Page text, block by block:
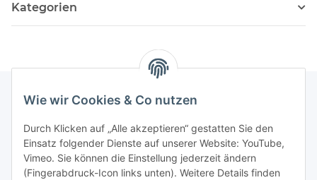
Wie wir Cookies & Co nutzen
Durch Klicken auf „Alle akzeptieren“ gestatten Sie den
Einsatz folgender Dienste auf unserer Website: YouTube,
Vimeo. Sie können die Einstellung jederzeit ändern
(Fingerabdruck-Icon links unten). Weitere Details finden
Kategorien
Informationen
036204. 803903